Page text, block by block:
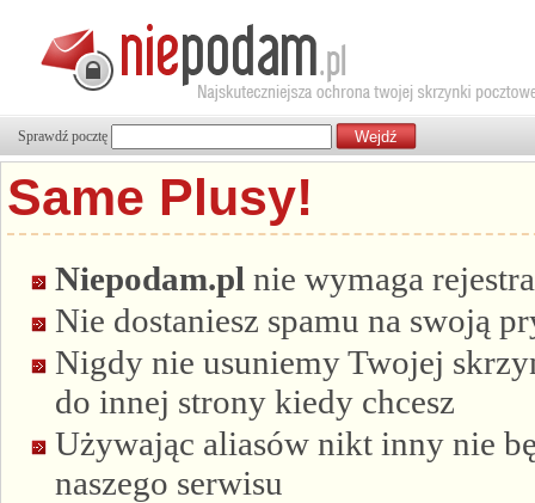
Sprawdź pocztę
Same Plusy!
Niepodam.pl nie wymaga
Nie dostaniesz spamu na swoją
Nigdy nie usuniemy Twojej
do innej strony kiedy chcesz
Używając aliasów nikt inny nie
naszego serwisu